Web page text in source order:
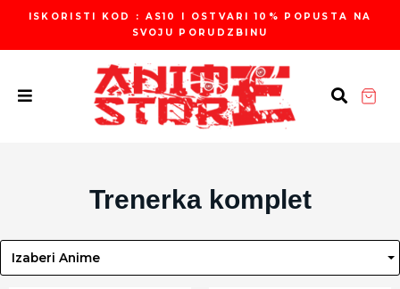
садржај
ISKORISTI KOD : AS10 I OSTVARI 10% POPUSTA NA
SVOJU PORUDZBINU
Trenerka komplet
Izaberi Anime